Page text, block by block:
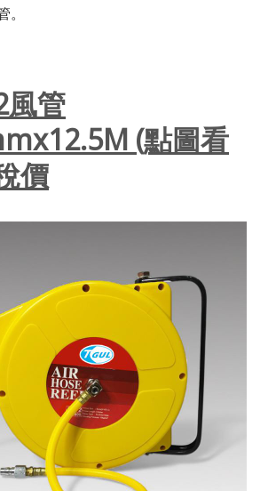
風管
(點圖看
價